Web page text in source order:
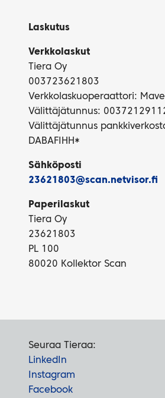
Laskutus
Verkkolaskut
Tiera Oy
003723621803
Verkkolaskuoperaattori:
Välittäjätunnus:
Välittäjätunnus
DABAFIHH*
Sähköposti
23621803@scan.netvisor.fi
Paperilaskut
Tiera Oy
23621803
PL 100
80020 Kollektor Scan
Seuraa Tieraa:
LinkedIn
Instagram
Facebook